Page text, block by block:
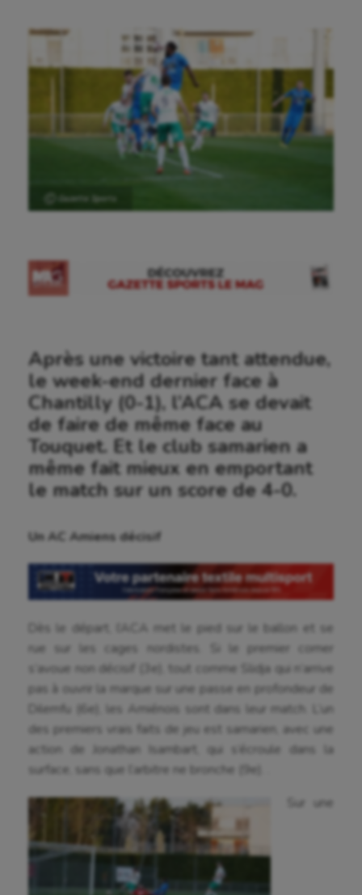
Ⓒ Gazette Sports
Après une victoire tant attendue,
le week-end dernier face à
Chantilly (0-1), l’ACA se devait
de faire de même face au
Touquet. Et le club samarien a
même fait mieux en emportant
le match sur un score de 4-0.
Un AC Amiens décisif
Dès le départ, l’ACA met le pied sur le ballon et se
rue sur les cages nordistes. Si le premier corner
s’avoue non décisif (3e), tout comme Slidja qui n’arrive
pas à ouvrir la marque sur une passe en profondeur de
Dilemfu (6e), les Amiénois sont dans leur match. L’un
des premiers vrais faits de jeu est samarien, avec une
action de Jonathan Isambart, qui s’écroule dans la
surface, sans que l’arbitre ne bronche (9e). .
Sur une